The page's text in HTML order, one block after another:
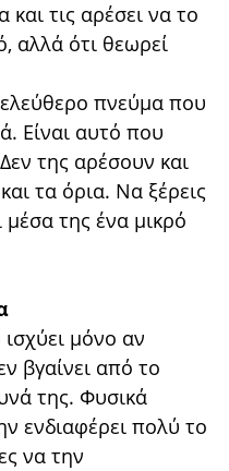
και τις αρέσει να το
αλλά ότι θεωρεί
ελεύθερο πνεύμα που
Είναι αυτό που
της αρέσουν και
τα όρια. Να ξέρεις
της ένα μικρό
μόνο αν
βγαίνει από το
της. Φυσικά
ενδιαφέρει πολύ το
να την